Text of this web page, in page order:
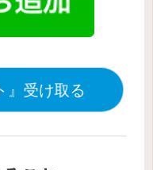
』受け取る